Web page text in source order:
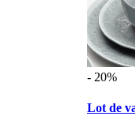
- 20%
Lot de